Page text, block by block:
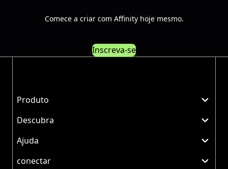
Comece a criar com Affinity hoje mesmo.
Inscreva-se
Produto
Descubra
Ajuda
conectar